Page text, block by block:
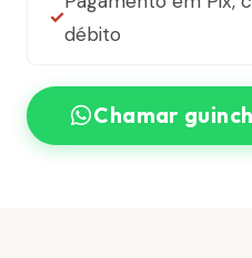
débito
Chamar